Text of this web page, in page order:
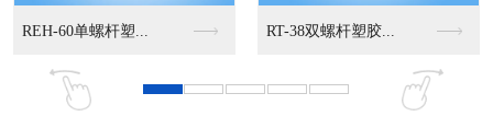
MS-50立式混色机... MS-100立式混色...